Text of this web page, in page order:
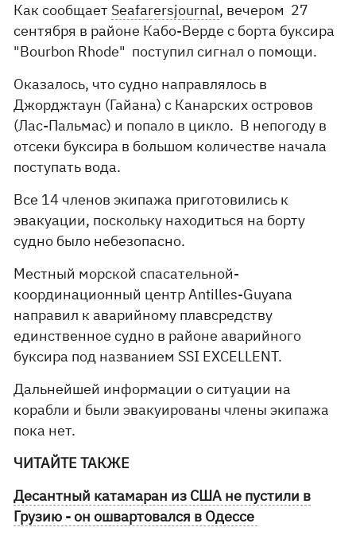
Как сообщает Seafarersjournal, вечером 27
сентября в районе Кабо-Верде с борта буксира
"Bourbon Rhode" поступил сигнал о помощи.
Оказалось, что судно направлялось в
Джорджтаун (Гайана) с Канарских островов
(Лас-Пальмас) и попало в цикло. В непогоду в
отсеки буксира в большом количестве начала
поступать вода.
Все 14 членов экипажа приготовились к
эвакуации, поскольку находиться на борту
судно было небезопасно.
Местный морской спасательной-
координационный центр Antilles-Guyana
направил к аварийному плавсредству
единственное судно в районе аварийного
буксира под названием SSI EXCELLENT.
Дальнейшей информации о ситуации на
корабли и были эвакуированы члены экипажа
пока нет.
ЧИТАЙТЕ ТАКЖЕ
Десантный катамаран из США не пустили в
Грузию - он ошвартовался в Одессе